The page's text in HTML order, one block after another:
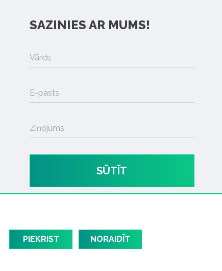
SAZINIES AR MUMS!
Vārds
E-pasts
Ziņojums
SŪTĪT
PIEKRIST NORAIDĪT